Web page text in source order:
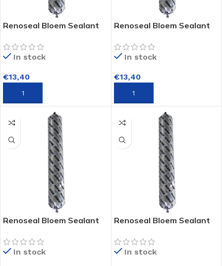
Renoseal Bloem Sealant
In stock
€13,40
Renoseal Bloem Sealant
In stock
€13,40
Renoseal Bloem Sealant
In stock
Renoseal Bloem Sealant
In stock